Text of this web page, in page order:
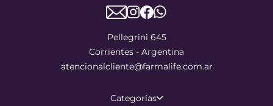
Pellegrini 645
Corrientes - Argentina
atencionalcliente@farmalife.com.ar
Categorías